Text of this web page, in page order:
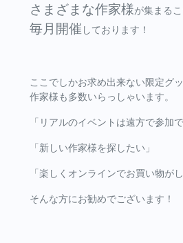
さまざまな作家様が集まる
毎月開催しております！
ここでしかお求め出来ない限定グ
作家様も多数いらっしゃいます。
「リアルのイベントは遠方で参加
「新しい作家様を探したい」
「楽しくオンラインでお買い物がし
そんな方にお勧めでございます！